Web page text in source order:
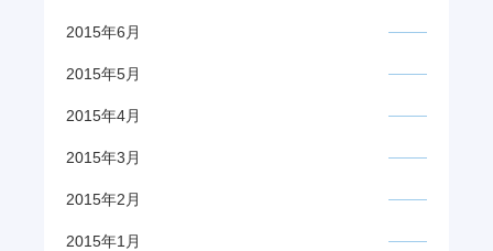
2015年6月
2015年5月
2015年4月
2015年3月
2015年2月
2015年1月